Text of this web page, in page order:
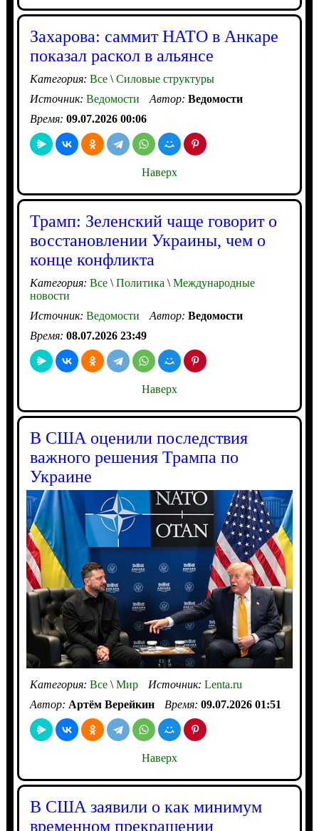
Захарова: саммит НАТО в Анкаре
показал раскол в альянсе
Категория: Все\Силовые структуры
Источник: Ведомости Автор: Ведомости
Время: 09.07.2026 00:06
Наверх
Трамп: Зеленский чаще говорит о
восстановлении Украины, чем о
конце конфликта
Категория: Все\Политика \Международные
новости
Источник: Ведомости Автор: Ведомости
Время: 08.07.2026 23:49
Наверх
В США оценили последствия
важного решения Трампа по
Украине
Категория: Все\Мир Источник: Lenta.ru
Автор: Артём Верейкин Время: 09.07.2026 01:51
Наверх
В США заявили о как минимум
временном прекращении